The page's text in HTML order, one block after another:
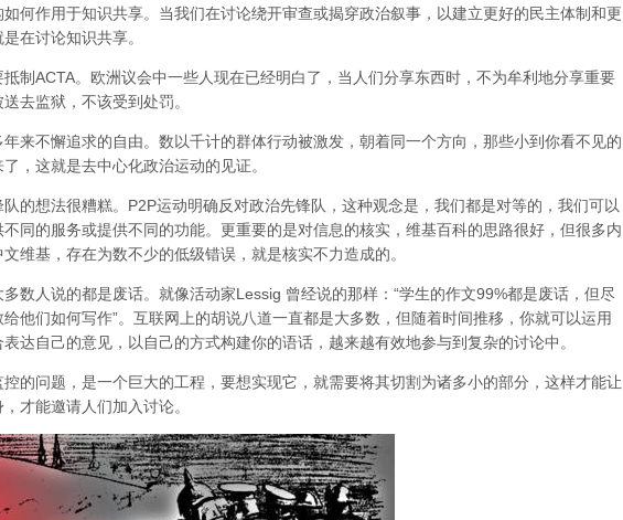
何作用于知识共享。 当我们在讨论绕开审查或揭穿政治叙事，以建立更好的民主体制和更
在讨论知识共享。
制ACTA。欧洲议会中一些人现在已经明白了，当人们分享东西时，不为牟利地分享重要
去监狱，不该受到处罚。
年来不懈追求的自由。数以千计的群体行动被激发，朝着同一个方向，那些小到你看不见的
， 这就是去中心化政治运动的见证。
的想法很糟糕。P2P运动明确反对政治先锋队，这种观念是，我们都是对等的，我们可以
同的服务或提供不同的功能。更重要的是对信息的核实，维基百科的思路很好，但很多内
维基，存在为数不少的低级错误，就是核实不力造成的。
多数人说的都是废话。就像活动家Lessig 曾经说的那样：“学生的作文99%都是废话，但尽
他们如何写作”。互联网上的胡说八道一直都是大多数，但随着时间推移，你就可以运用
达自己的意见，以自己的方式构建你的语话，越来越有效地参与到复杂的讨论中。
的问题，是一个巨大的工程，要想实现它，就需要将其切割为诸多小的部分，这样才能让
才能邀请人们加入讨论。